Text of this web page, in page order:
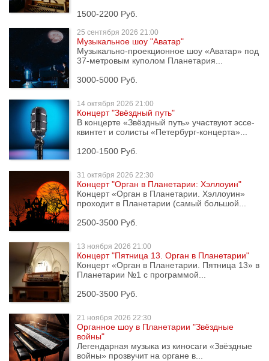
1500-2200 Руб.
25 сентября 2026 21:00
Музыкальное шоу "Аватар"
Музыкально-проекционное шоу «Аватар» под
37-метровым куполом Планетария...
3000-5000 Руб.
14 октября 2026 21:00
Концерт "Звёздный путь"
В концерте «Звёздный путь» участвуют эссе-
квинтет и солисты «Петербург-концерта»...
1200-1500 Руб.
31 октября 2026 22:30
Концерт "Орган в Планетарии: Хэллоуин"
Концерт «Орган в Планетарии. Хэллоуин»
проходит в Планетарии (самый большой...
2500-3500 Руб.
13 ноября 2026 21:00
Концерт "Пятница 13. Орган в Планетарии"
Концерт «Орган в Планетарии. Пятница 13» в
Планетарии №1 с программой...
2500-3500 Руб.
21 ноября 2026 22:30
Органное шоу в Планетарии "Звёздные
войны"
Легендарная музыка из киносаги «Звёздные
войны» прозвучит на органе в...